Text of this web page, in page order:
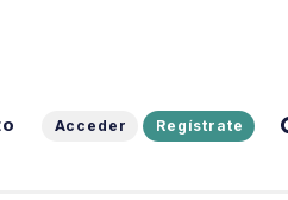
Acceder Regístrate